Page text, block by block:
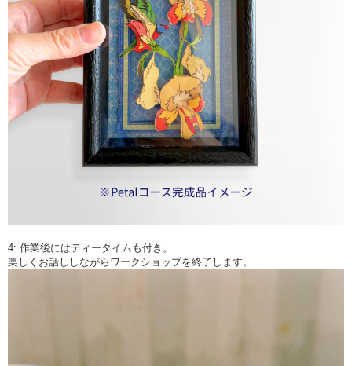
4: 作業後にはティータイムも付き。
楽しくお話ししながらワークショップを終了します。